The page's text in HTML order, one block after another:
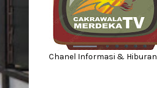
Chanel Informasi & Hiburan